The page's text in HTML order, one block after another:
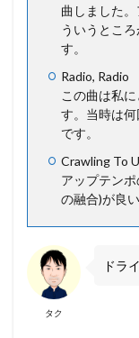
曲しました
ういうとこ
す。
Radio, Radio
この曲は私
す。当時は
です。
Crawling To
アップテン
の融合)が良
タク
ドラ